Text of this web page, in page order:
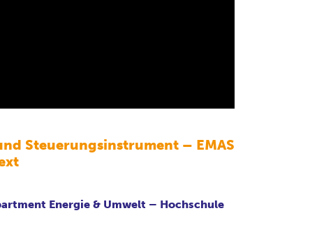
Steuerungsinstrument – EMAS
Energie & Umwelt – Hochschule